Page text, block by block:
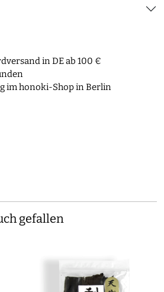
in DE ab 100 €
im honoki-Shop in Berlin
gefallen